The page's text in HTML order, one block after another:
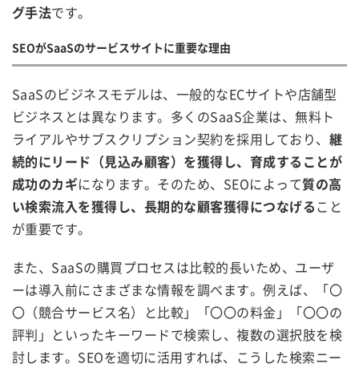
グ手法です。
SEOがSaaSのサービスサイトに重要な理由
SaaSのビジネスモデルは、一般的なECサイトや店舗型
ビジネスとは異なります。多くのSaaS企業は、無料ト
ライアルやサブスクリプション契約を採用しており、 継
続的にリード（見込み顧客）を獲得し、育成することが
成功のカギになります。そのため、SEOによって質の高
い検索流入を獲得し、長期的な顧客獲得につなげること
が重要です。
また、SaaSの購買プロセスは比較的長いため、ユーザ
ーは導入前にさまざまな情報を調べます。例えば、「〇
〇（競合サービス名）と比較」「〇〇の料金」「〇〇の
評判」といったキーワードで検索し、複数の選択肢を検
討します。SEOを適切に活用すれば、こうした検索ニー